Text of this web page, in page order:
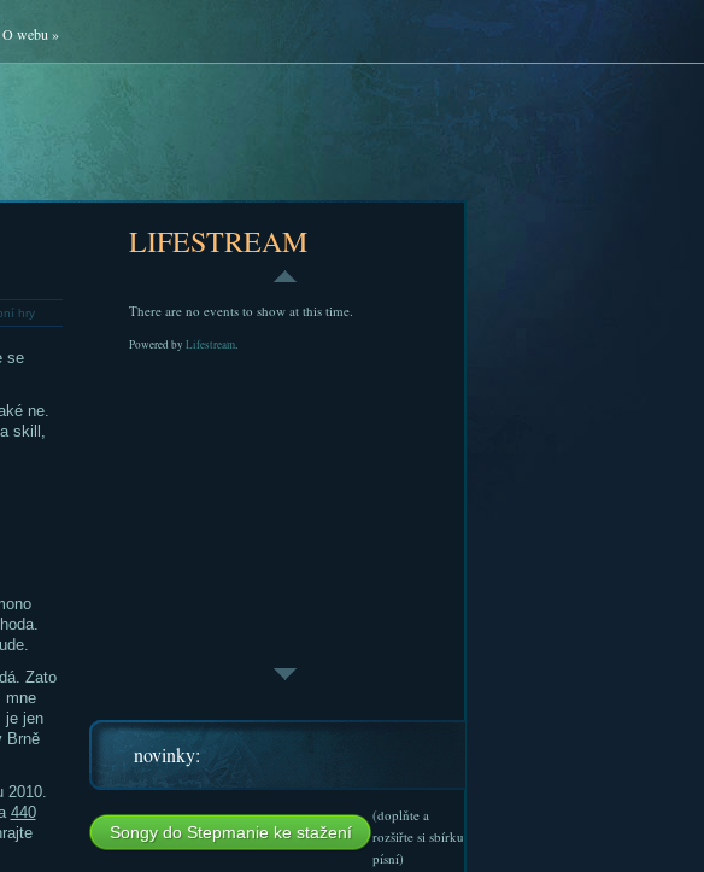
O webu »
hry
se
ne.
skill,
Zato
mne
je jen
Brně
2010.
440
LIFESTREAM
There are no events to show at this time.
Powered by Lifestream.
novinky:
Songy do Stepmanie ke stažení
(doplňte a
rozšiřte si sbírku
písní)